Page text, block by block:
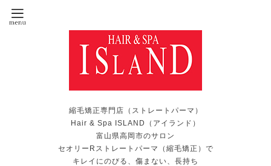
縮毛矯正専門店（ストレートパーマ）
Hair & Spa ISLAND（アイランド）
富山県高岡市のサロン
セオリーRストレートパーマ（縮毛矯正）で
キレイにのびる、傷まない、長持ち